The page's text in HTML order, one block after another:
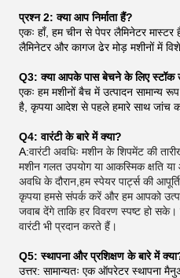
प्रश्न 2: क्या आप निर्माता हैं?
एकः हाँ, हम चीन से पेपर लैमिनेटर
लैमिनेटर और कागज ढेर मोड़ मशीनों में
Q3: क्या आपके पास बेचने के लिए स्टॉक
एकः हम मशीनों बैच में उत्पादन सामान्य
है, कृपया आदेश से पहले हमारे साथ जांच
Q4: वारंटी के बारे में क्या?
A:वारंटी अवधिः मशीन के शिपमेंट की
मशीन गलत उपयोग या आकस्मिक क्षति
अवधि के दौरान,हम स्पेयर पार्ट्स की
कृपया हमसे संपर्क करें और हम आपको
जवाब देंगे ताकि हर विवरण स्पष्ट हो
वारंटी भी प्रदान करते हैं।
Q5: स्थापना और प्रशिक्षण के बारे में
उत्तर: सामान्यतः एक ऑपरेटर स्थापना